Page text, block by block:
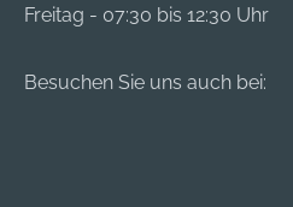
Freitag - 07:30 bis 12:30 Uhr
Besuchen Sie uns auch bei: